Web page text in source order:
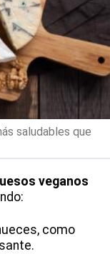
saludables que
veganos
como